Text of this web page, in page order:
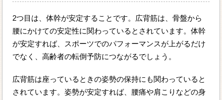
2つ目は、体幹が安定することです。広背筋は、骨盤から
腰にかけての安定性に関わっているとされています。体幹
が安定すれば、スポーツでのパフォーマンスが上がるだけ
でなく、高齢者の転倒予防につながるでしょう。
広背筋は座っているときの姿勢の保持にも関わっていると
されています。姿勢が安定すれば、腰痛や肩こりなどの身